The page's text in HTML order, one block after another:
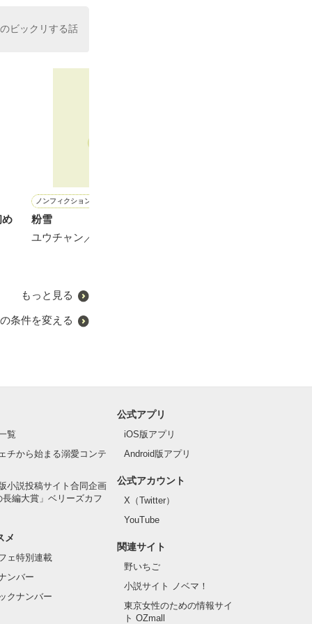
ビックリする話
め
ノンフィクション・実話
粉雪
ユウチャン／著
もっと見る
条件を変える
覧
チから始まる溺愛コンテ
小説投稿サイト合同企画
長編大賞」ベリーズカフ
メ
ェ特別連載
ンバー
クナンバー
公式アプリ
iOS版アプリ
Android版アプリ
公式アカウント
X（Twitter）
YouTube
関連サイト
野いちご
小説サイト ノベマ！
東京女性のための情報サイ
ト OZmall